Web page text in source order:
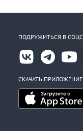
ПОДРУЖИТЬСЯ В
СКАЧАТЬ ПРИЛОЖЕНИЕ